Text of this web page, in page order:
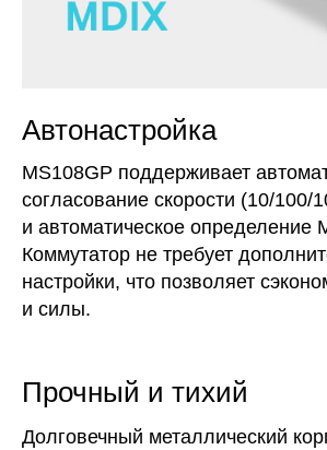
Автонастройка
MS108GP поддерживает
согласование скорости (10/100/
и автоматическое определение
Коммутатор не требует
настройки, что позволяет
и силы.
Прочный и тихий
Долговечный металлический